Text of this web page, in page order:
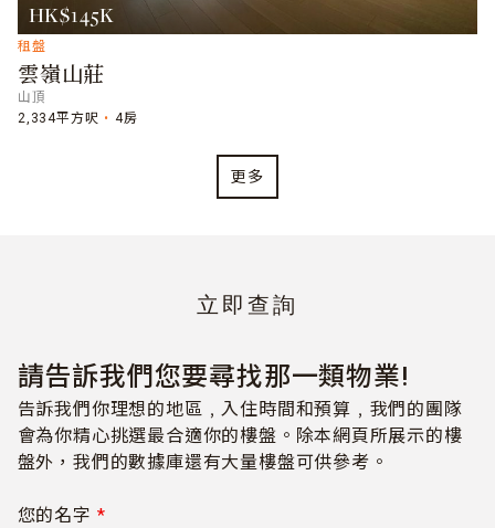
HK$145K
租盤
雲嶺山莊
山頂
2,334平方呎
4房
更多
立即查詢
請告訴我們您要尋找那一類物業!
告訴我們你理想的地區﹐入住時間和預算﹐我們的團隊
會為你精心挑選最合適你的樓盤。除本網頁所展示的樓
盤外，我們的數據庫還有大量樓盤可供參考。
您的名字 *